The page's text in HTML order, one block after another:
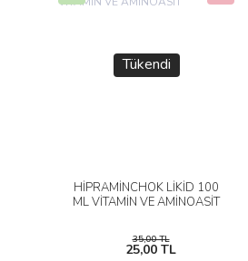
Tükendi
HİPRAMİNCHOK LİKİD 100
ML VİTAMİN VE AMİNOASİT
35,00 TL
25,00 TL